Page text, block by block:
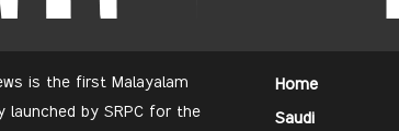
is the first Malayalam
launched by SRPC for the
Home
Saudi